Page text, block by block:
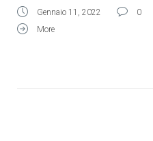
Gennaio 11, 2022 0
More